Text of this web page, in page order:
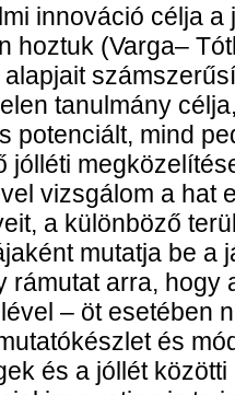
innováció célja
hoztuk (Varga–
tanulmány
potenciált, mind
jólléti
vizsgálom a hat
a különböző
mutatja be a
rámutat arra, hogy
– öt esetében
és
és a jóllét